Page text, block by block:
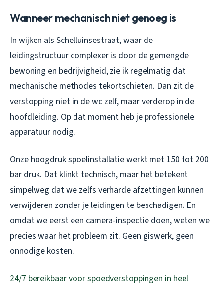
Wanneer mechanisch niet genoeg is
In wijken als Schelluinsestraat, waar de
leidingstructuur complexer is door de gemengde
bewoning en bedrijvigheid, zie ik regelmatig dat
mechanische methodes tekortschieten. Dan zit de
verstopping niet in de wc zelf, maar verderop in de
hoofdleiding. Op dat moment heb je professionele
apparatuur nodig.
Onze hoogdruk spoelinstallatie werkt met 150 tot 200
bar druk. Dat klinkt technisch, maar het betekent
simpelweg dat we zelfs verharde afzettingen kunnen
verwijderen zonder je leidingen te beschadigen. En
omdat we eerst een camera-inspectie doen, weten we
precies waar het probleem zit. Geen giswerk, geen
onnodige kosten.
24/7 bereikbaar voor spoedverstoppingen in heel